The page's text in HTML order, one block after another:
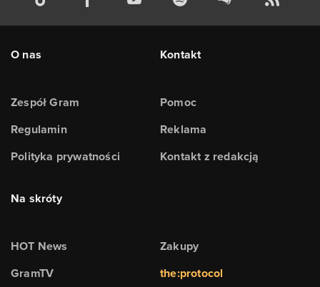
O nas
Zespół Gram
Regulamin
Polityka prywatności
Kontakt
Pomoc
Reklama
Kontakt z redakcją
Na skróty
HOT News
GramTV
Zakupy
the:protocol